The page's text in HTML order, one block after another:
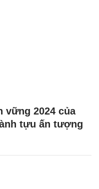
vững 2024 của
tựu ấn tượng